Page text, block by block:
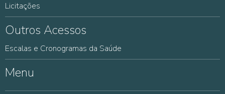
Licitações
Outros Acessos
Escalas e Cronogramas da Saúde
Menu